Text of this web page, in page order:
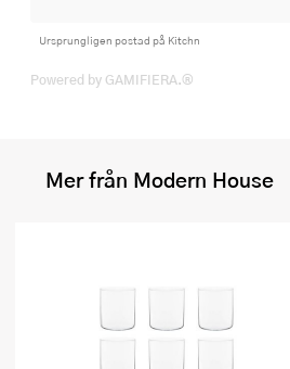
Ursprungligen postad på Kitchn
Powered by GAMIFIERA.®
Mer från Modern House